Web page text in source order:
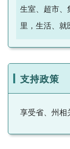
生室、超市、
里，生活、就
支持政策
享受省、州相